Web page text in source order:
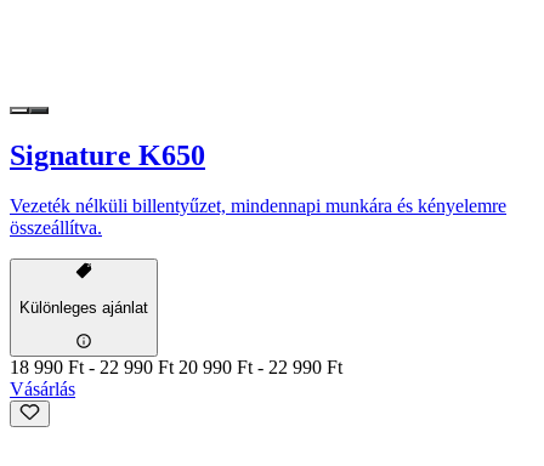
Signature K650
Vezeték nélküli billentyűzet, mindennapi munkára és kényelemre
összeállítva.
Különleges ajánlat
18 990 Ft - 22 990 Ft 20 990 Ft - 22 990 Ft
Vásárlás